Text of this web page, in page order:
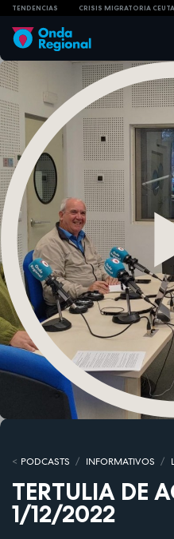
TENDENCIAS CRISIS MIGRATORIA CEUTA
PODCASTS INFORMATIVOS
TERTULIA DE
1/12/2022